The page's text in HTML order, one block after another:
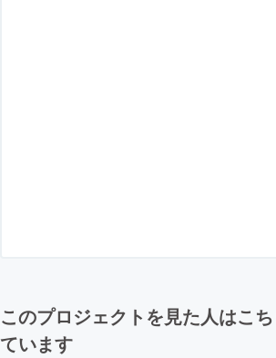
このプロジェクトを見た人はこ
ています